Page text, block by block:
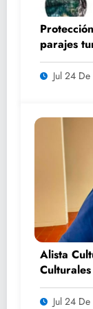
parajes
medidas
Jul 24
Alista
impulsar
familiar
Jul 24